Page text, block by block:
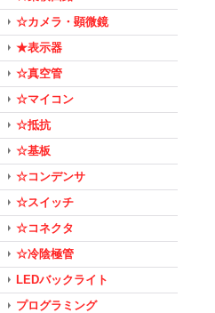
☆カメラ・顕微鏡
★表示器
☆真空管
☆マイコン
☆抵抗
☆基板
☆コンデンサ
☆スイッチ
☆コネクタ
☆冷陰極管
LEDバックライト
プログラミング